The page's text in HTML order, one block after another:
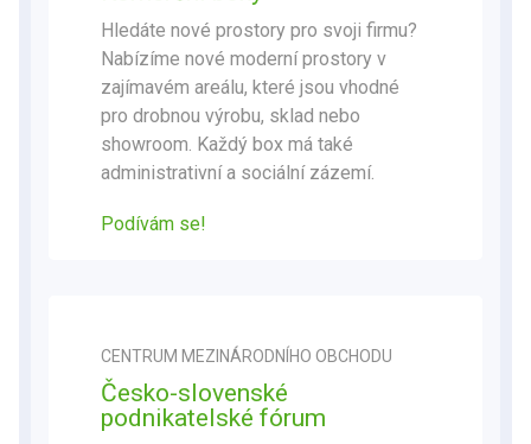
Hledáte nové prostory pro svoji firmu?
Nabízíme nové moderní prostory v
zajímavém areálu, které jsou vhodné
pro drobnou výrobu, sklad nebo
showroom. Každý box má také
administrativní a sociální zázemí.
Podívám se!
CENTRUM MEZINÁRODNÍHO OBCHODU
Česko-slovenské
podnikatelské fórum